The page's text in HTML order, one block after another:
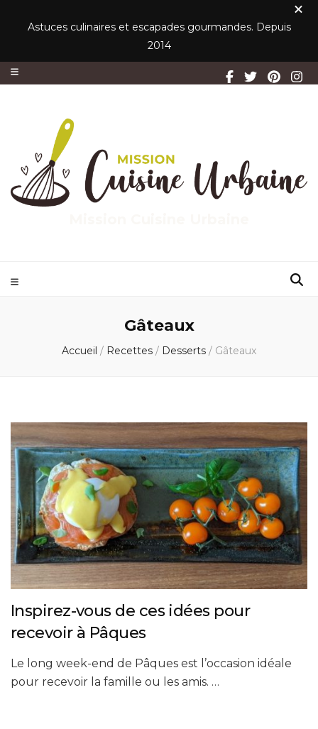
Astuces culinaires et escapades gourmandes. Depuis
2014
Gâteaux
Accueil / Recettes / Desserts / Gâteaux
Inspirez-vous de ces idées pour
recevoir à Pâques
Le long week-end de Pâques est l’occasion idéale
pour recevoir la famille ou les amis. …